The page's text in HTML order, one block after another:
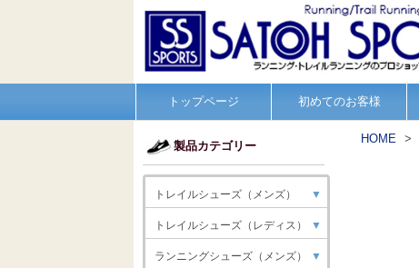
トップページ 初めてのお客様
HOME
製品カテゴリー
トレイルシューズ（メンズ） ▼
トレイルシューズ（レディス） ▼
ランニングシューズ（メンズ） ▼